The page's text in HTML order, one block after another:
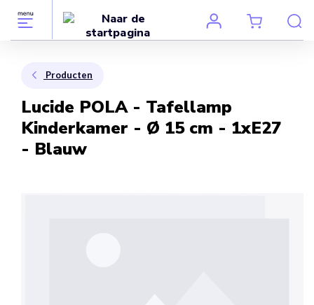
Producten
Lucide POLA - Tafellamp
Kinderkamer - Ø 15 cm - 1xE27
- Blauw